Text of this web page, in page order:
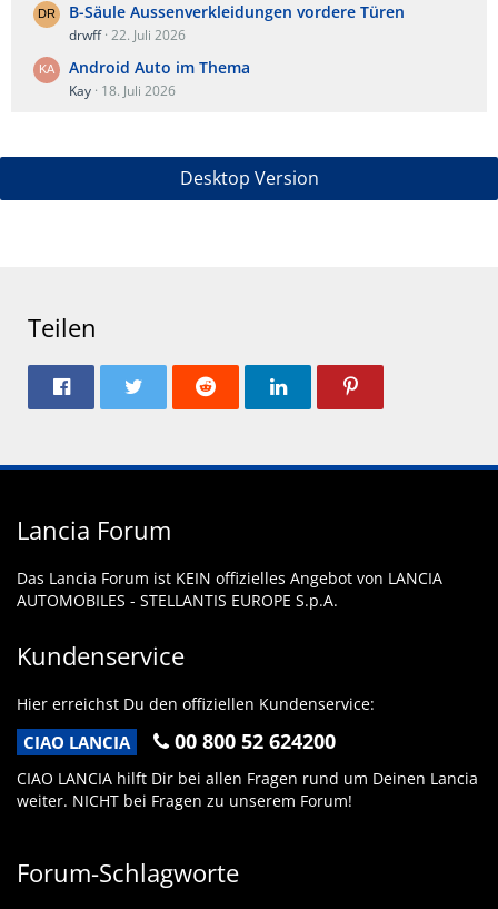
B-Säule Aussenverkleidungen vordere Türen
drwff 22. Juli 2026
Android Auto im Thema
Kay 18. Juli 2026
Desktop Version
Teilen
Lancia Forum
Das Lancia Forum ist KEIN offizielles Angebot von LANCIA
AUTOMOBILES - STELLANTIS EUROPE S.p.A.
Kundenservice
Hier erreichst Du den offiziellen Kundenservice:
CIAO LANCIA 00 800 52 624200
CIAO LANCIA hilft Dir bei allen Fragen rund um Deinen Lancia
weiter. NICHT bei Fragen zu unserem Forum!
Forum-Schlagworte